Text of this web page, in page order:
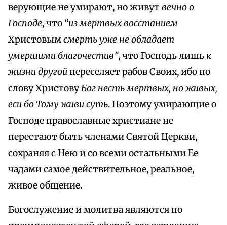
верующие не умирают, но живутвечно о
Господе, что “из мертвых восстанием
Христовымсмерть уже не обладает
умершими благочестив”, что Господь лишь к
жизни другойпереселяет рабов Своих, ибо по
слову ХристовуБог несть мертвых, но живых,
еси бо Тому живи суть. Поэтому умирающие о
Господе православные христиане не
перестают быть членами Святой Церкви,
сохраняя с Нею и со всеми остальными Ее
чадами самое действительное, реальное,
живое общение.
Богослужение и молитва являются по